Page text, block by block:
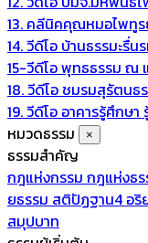
13. คลีนิคคุณหมอไพทู
14. วีดีโอ บ้านธรรมะรื่น
15-วีดีโอ พุทธธรรม ณ
18. วีดีโอ ชมรมสุรัตนธ
19. วีดีโอ อาคารรู้ศึกษ
หมวดธรรม
×
ธรรมสำคัญ
กฎแห่งกรรม กฎแห่งธ
ยธรรม สติปัฏฐาน4 อริ
สมุปบาท